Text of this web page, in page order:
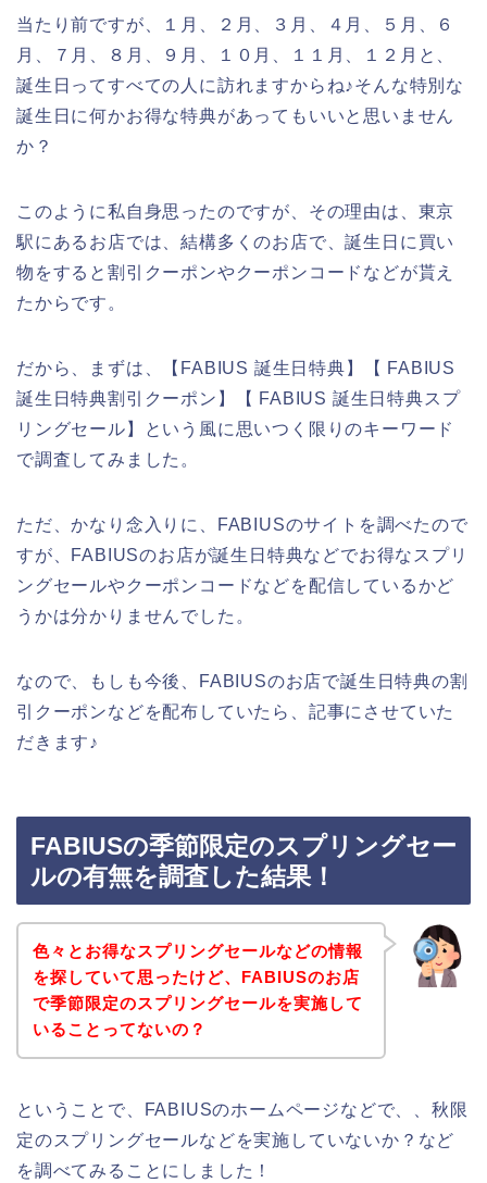
当たり前ですが、１月、２月、３月、４月、５月、６
月、７月、８月、９月、１０月、１１月、１２月と、
誕生日ってすべての人に訪れますからね♪そんな特別な
誕生日に何かお得な特典があってもいいと思いません
か？
このように私自身思ったのですが、その理由は、東京
駅にあるお店では、結構多くのお店で、誕生日に買い
物をすると割引クーポンやクーポンコードなどが貰え
たからです。
だから、まずは、【FABIUS 誕生日特典】【 FABIUS
誕生日特典割引クーポン】【 FABIUS 誕生日特典スプ
リングセール】という風に思いつく限りのキーワード
で調査してみました。
ただ、かなり念入りに、FABIUSのサイトを調べたので
すが、FABIUSのお店が誕生日特典などでお得なスプリ
ングセールやクーポンコードなどを配信しているかど
うかは分かりませんでした。
なので、もしも今後、FABIUSのお店で誕生日特典の割
引クーポンなどを配布していたら、記事にさせていた
だきます♪
FABIUSの季節限定のスプリングセー
ルの有無を調査した結果！
色々とお得なスプリングセールなどの情報
を探していて思ったけど、FABIUSのお店
で季節限定のスプリングセールを実施して
いることってないの？
ということで、FABIUSのホームページなどで、、秋限
定のスプリングセールなどを実施していないか？など
を調べてみることにしました！